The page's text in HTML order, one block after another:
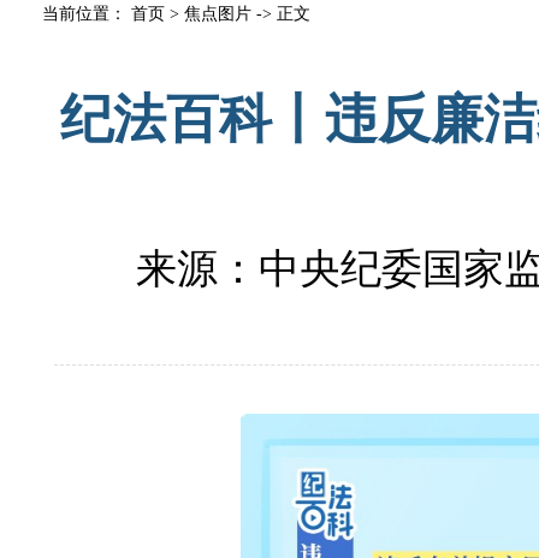
当前位置： 首页 > 焦点图片 -> 正文
纪法百科丨违反廉
来源：中央纪委国家